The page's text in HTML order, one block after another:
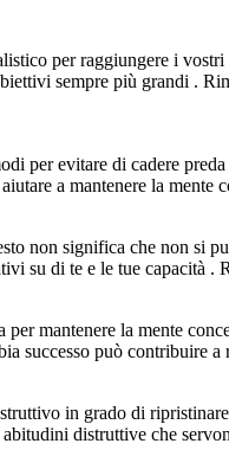
per raggiungere i
sempre più grandi .
per evitare di cadere
a mantenere la
non significa che non si
su di te e le tue capacità
mantenere la mente
può contribuire
in grado di
distruttive che